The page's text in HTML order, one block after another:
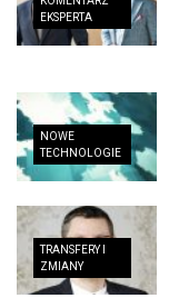
EKSPERTA
NOWE
TECHNOLOGIE
TRANSFERY I
ZMIANY